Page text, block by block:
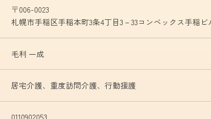
〒006-0023
札幌市手稲区手稲本町3条4丁目3－33コンベックス手稲ビ
毛利 一成
居宅介護、重度訪問介護、行動援護